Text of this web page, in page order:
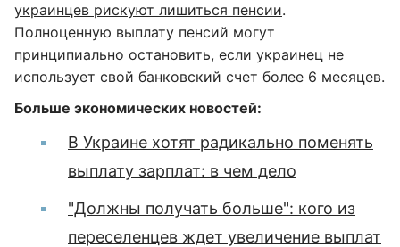
украинцев рискуют лишиться пенсии.
Полноценную выплату пенсий могут
принципиально остановить, если украинец не
использует свой банковский счет более 6 месяцев.
Больше экономических новостей:
В Украине хотят радикально поменять
выплату зарплат: в чем дело
"Должны получать больше": кого из
переселенцев ждет увеличение выплат